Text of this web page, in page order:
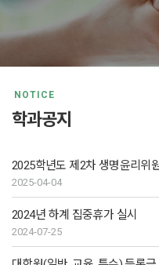
NOTICE
학과공지
2025학년도 제2차 생명윤리위
2025-04-04
2024년 하계 집중휴가 실시
2024-07-25